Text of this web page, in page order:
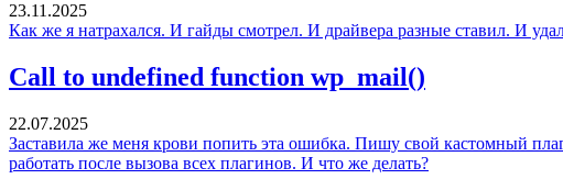
23.11.2025
Как же я натрахался. И гайды смотрел. И драйвера разные ставил. И
Call to undefined function wp_mail()
22.07.2025
Заставила же меня крови попить эта ошибка. Пишу свой кастомный
работать после вызова всех плагинов. И что же делать?